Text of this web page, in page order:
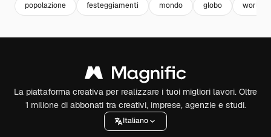
popolazione festeggiamenti mondo globo world
La piattaforma creativa per realizzare i tuoi migliori lavori. Oltre
1 milione di abbonati tra creativi, imprese, agenzie e studi.
Italiano